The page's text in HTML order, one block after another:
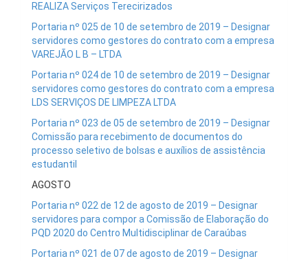
REALIZA Serviços Terecirizados
Portaria nº 025 de 10 de setembro de 2019 – Designar
servidores como gestores do contrato com a empresa
VAREJÃO L B – LTDA
Portaria nº 024 de 10 de setembro de 2019 – Designar
servidores como gestores do contrato com a empresa
LDS SERVIÇOS DE LIMPEZA LTDA
Portaria nº 023 de 05 de setembro de 2019 – Designar
Comissão para recebimento de documentos do
processo seletivo de bolsas e auxílios de assistência
estudantil
AGOSTO
Portaria nº 022 de 12 de agosto de 2019 – Designar
servidores para compor a Comissão de Elaboração do
PQD 2020 do Centro Multidisciplinar de Caraúbas
Portaria nº 021 de 07 de agosto de 2019 – Designar